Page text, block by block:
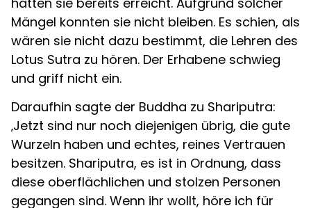
Mängel konnten sie nicht bleiben. Es schien, als
wären sie nicht dazu bestimmt, die Lehren des
Lotus Sutra zu hören. Der Erhabene schwieg
und griff nicht ein.
Daraufhin sagte der Buddha zu Shariputra:
‚Jetzt sind nur noch diejenigen übrig, die gute
Wurzeln haben und echtes, reines Vertrauen
besitzen. Shariputra, es ist in Ordnung, dass
diese oberflächlichen und stolzen Personen
gegangen sind. Wenn ihr wollt, höre ich für